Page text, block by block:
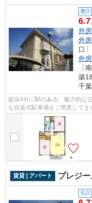
敷0
6.7
外
外
口
外
〔
築
千
徒歩4分に駅のある、魅力的な
な自走式駐車場をご用意して
場つきの物件です。近くに駅も
賃貸 | アパート プレジ
礼0